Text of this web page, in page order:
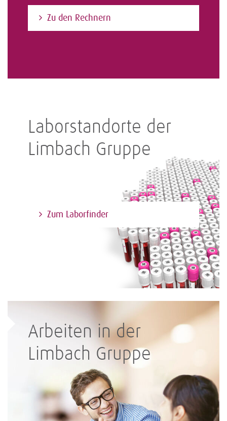
Zu den Rechnern
Laborstandorte der
Limbach Gruppe
Zum Laborfinder
Arbeiten in der
Limbach Gruppe